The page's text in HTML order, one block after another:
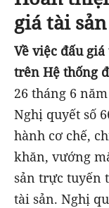
giá tài
Về việc đấu
trên Hệ thống
26 tháng 6
Nghị quyết số
hành cơ chế,
khăn, vướng
sản trực tuyến
tài sản. Nghị